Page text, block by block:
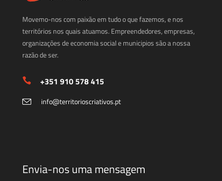
Movemo-nos com paixão em tudo o que fazemos, e nos
territórios nos quais atuamos. Empreendedores, empresas,
organizações de economia social e municipios são a nossa
razão de ser.
+351 910 578 415
info@territorioscriativos.pt
Envia-nos uma mensagem